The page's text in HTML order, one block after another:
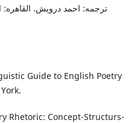
ترجمه‌: احمد درویش. القاهره‌:
Guide to English Poetry
Rhetoric: Concept-Structurs-